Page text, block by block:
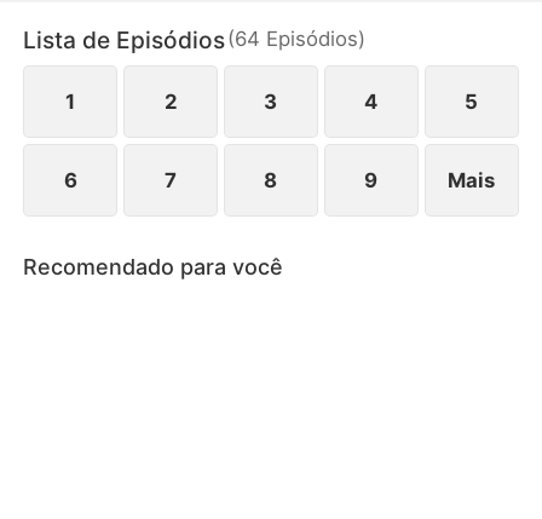
Lista de Episódios(64 Episódios)
1 2 3 4 5
6 7 8 9 Mais
Recomendado para você